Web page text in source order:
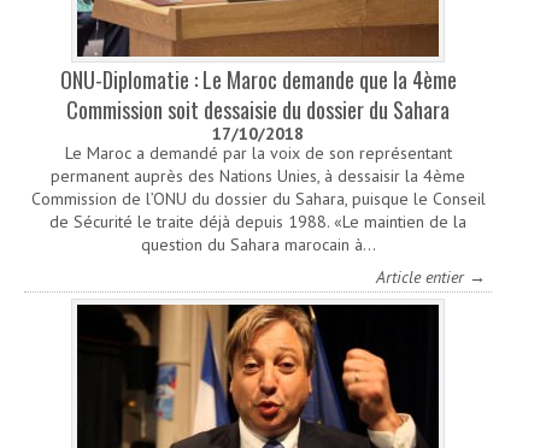
ONU-Diplomatie : Le Maroc demande que la 4ème
Commission soit dessaisie du dossier du Sahara
17/10/2018
Le Maroc a demandé par la voix de son représentant
permanent auprès des Nations Unies, à dessaisir la 4ème
Commission de l’ONU du dossier du Sahara, puisque le Conseil
de Sécurité le traite déjà depuis 1988. «Le maintien de la
question du Sahara marocain à…
Article entier →